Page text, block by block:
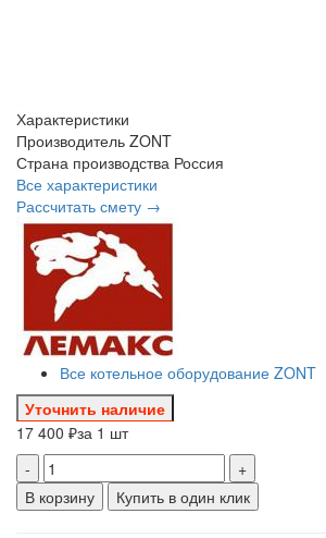
Характеристики
Производитель ZONT
Страна производства Россия
Все характеристики
Рассчитать смету →
Все котельное оборудование ZONT
Уточнить наличие
17 400 ₽за 1 шт
-
+
В корзину
Купить в один клик